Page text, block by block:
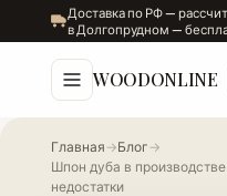
Доставка по РФ —
в Долгопрудном —
WOODONLINE
Главная →Блог →
Шпон дуба в
недостатки